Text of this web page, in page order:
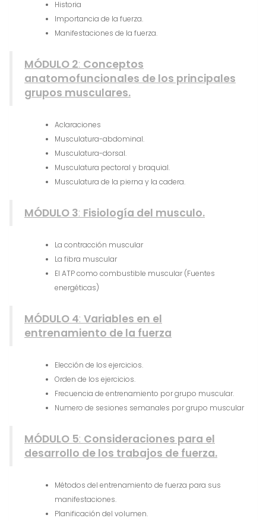
Historia
Importancia de la fuerza.
Manifestaciones de la fuerza.
MÓDULO 2: Conceptos
anatomofuncionales de los principales
grupos musculares.
Aclaraciones
Musculatura-abdominal.
Musculatura-dorsal.
Musculatura pectoral y braquial.
Musculatura de la pierna y la cadera.
MÓDULO 3: Fisiología del musculo.
La contracción muscular
La fibra muscular
El ATP como combustible muscular (Fuentes
energéticas)
MÓDULO 4: Variables en el
entrenamiento de la fuerza
Elección de los ejercicios.
Orden de los ejercicios.
Frecuencia de entrenamiento por grupo muscular.
Numero de sesiones semanales por grupo muscular
MÓDULO 5: Consideraciones para el
desarrollo de los trabajos de fuerza.
Métodos del entrenamiento de fuerza para sus
manifestaciones.
Planificación del volumen.